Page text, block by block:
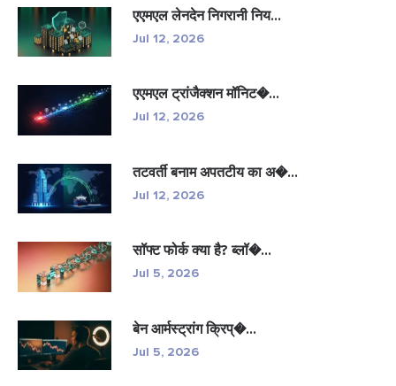
एएमएल लेनदेन निगरानी निय...
Jul 12, 2026
एएमएल ट्रांजैक्शन मॉनिट�...
Jul 12, 2026
तटवर्ती बनाम अपतटीय का अ�...
Jul 12, 2026
सॉफ्ट फोर्क क्या है? ब्लॉ�...
Jul 5, 2026
बेन आर्मस्ट्रांग क्रिप्�...
Jul 5, 2026